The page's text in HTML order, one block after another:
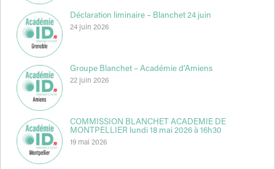
Déclaration liminaire – Blanchet 24 juin
24 juin 2026
Groupe Blanchet – Académie d’Amiens
22 juin 2026
COMMISSION BLANCHET ACADEMIE DE
MONTPELLIER lundi 18 mai 2026 à 16h30
19 mai 2026